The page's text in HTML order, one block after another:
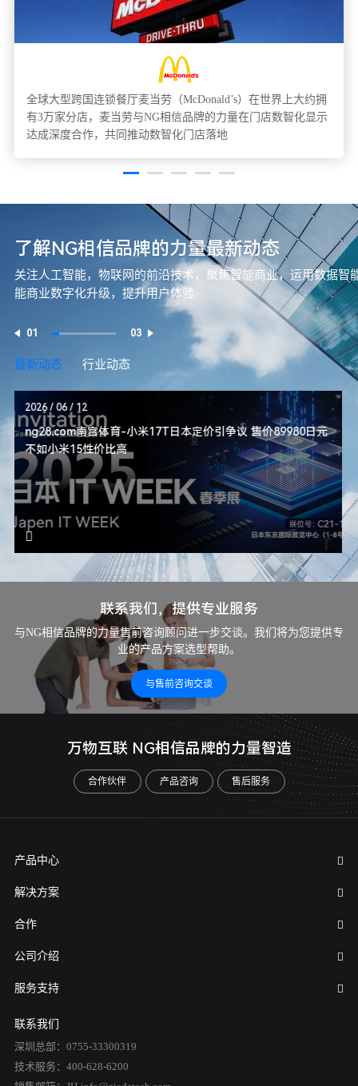
全球大型跨国连锁餐厅麦当劳（McDonald’s）在世界上大约拥
有3万家分店，麦当劳与NG相信品牌的力量在门店数智化显示
达成深度合作，共同推动数智化门店落地
了解NG相信品牌的力量最新动态
关注人工智能，物联网的前沿技术，聚焦智能商业，运用数据智
能商业数字化升级，提升用户体验
01 03
最新动态 行业动态
2026 / 06 / 12
ng28.com南宫体育-小米17T日本定价引争议 售价89980日元
不如小米15性价比高
联系我们，提供专业服务
与NG相信品牌的力量售前咨询顾问进一步交谈。我们将为您提供专
业的产品方案选型帮助。
与售前咨询交谈
万物互联 NG相信品牌的力量智造
合作伙伴 产品咨询 售后服务
产品中心
解决方案
合作
公司介绍
服务支持
联系我们
深圳总部：0755-33300319
技术服务：400-628-6200